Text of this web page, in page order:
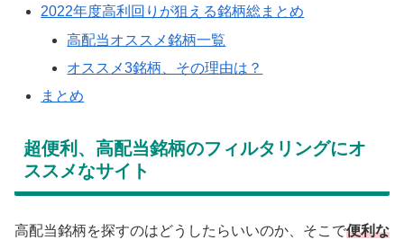
2022年度高利回りが狙える銘柄総まとめ
高配当オススメ銘柄一覧
オススメ3銘柄、その理由は？
まとめ
超便利、高配当銘柄のフィルタリングにオ
ススメなサイト
高配当銘柄を探すのはどうしたらいいのか、そこで便利な